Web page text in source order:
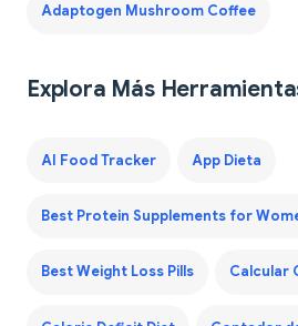
Adaptogen Mushroom Coffee
Explora Más
AI Food Tracker App Dieta
Best Protein Supplements for
Best Weight Loss Pills Calcular